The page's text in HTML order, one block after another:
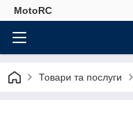
MotoRC
Товари та послуги